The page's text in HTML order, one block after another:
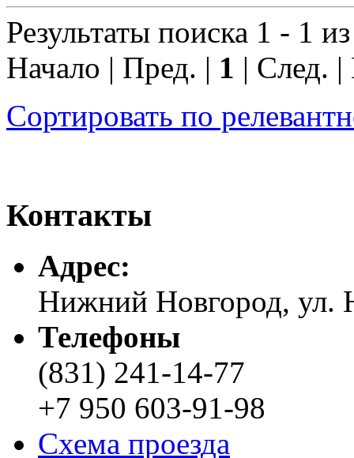
Результаты поиска 1 - 1
Начало | Пред. | 1 | След.
Сортировать по
Контакты
Адреc:
Нижний Новгород, ул.
Телефоны
(831) 241-14-77
+7 950 603-91-98
Схема проезда